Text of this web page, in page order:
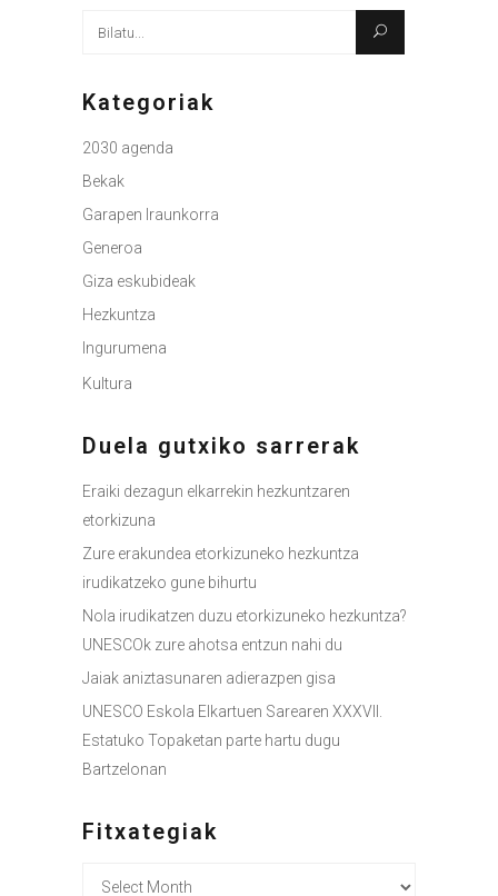
Bilatu
Kategoriak
2030 agenda
Bekak
Garapen Iraunkorra
Generoa
Giza eskubideak
Hezkuntza
Ingurumena
Kultura
Duela gutxiko sarrerak
Eraiki dezagun elkarrekin hezkuntzaren
etorkizuna
Zure erakundea etorkizuneko hezkuntza
irudikatzeko gune bihurtu
Nola irudikatzen duzu etorkizuneko hezkuntza?
UNESCOk zure ahotsa entzun nahi du
Jaiak aniztasunaren adierazpen gisa
UNESCO Eskola Elkartuen Sarearen XXXVII.
Estatuko Topaketan parte hartu dugu
Bartzelonan
Fitxategiak